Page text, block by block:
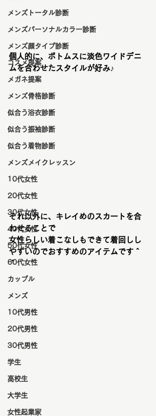
メンズトータル診断
メンズパーソナルカラー診断
メンズ顔タイプ診断
コスメ提案
メガネ提案
メンズ骨格診断
似合う浴衣診断
似合う振袖診断
似合う着物診断
メンズメイクレッスン
10代女性
20代女性
30代女性
40代女性
50代女性
60代女性
カップル
メンズ
10代男性
20代男性
30代男性
学生
高校生
大学生
女性起業家
個人的に、ボトムスに淡色ワイドデニ
ムを合わせたスタイルが好み♪
それ以外に、キレイめのスカートを合
わせることで
女性らしい着こなしもできて着回しし
やすいのでおすすめのアイテムです＾
＾